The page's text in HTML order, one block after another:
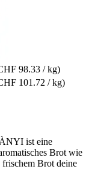
98.33 / kg)
101.72 / kg)
ist eine
Brot wie
Brot deine